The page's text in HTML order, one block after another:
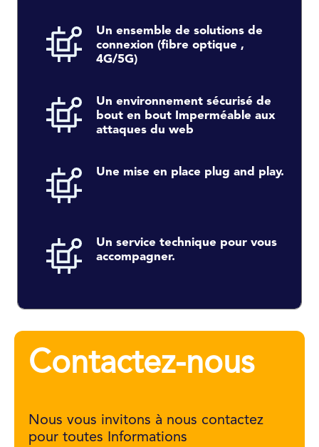
Un ensemble de solutions de
connexion (fibre optique ,
4G/5G)
Un environnement sécurisé de
bout en bout Imperméable aux
attaques du web
Une mise en place plug and play.
Un service technique pour vous
accompagner.
Contactez-nous
Nous vous invitons à nous contactez
pour toutes Informations